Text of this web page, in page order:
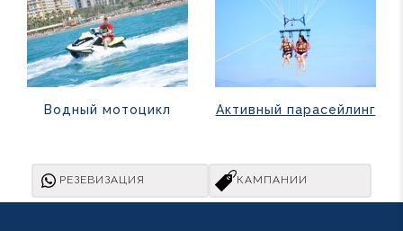
Водный мотоцикл Активный парасейлинг
РЕЗЕВИЗАЦИЯ КАМПАНИИ